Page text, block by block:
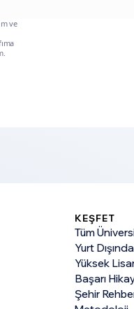
ve
KEŞFET
Tüm
Yurt
Yüksek
Başarı
Şehir